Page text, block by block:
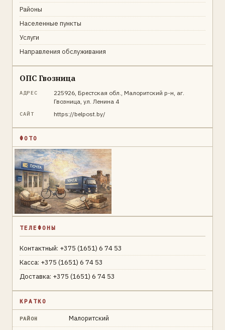
Районы
Населенные пункты
Услуги
Направления обслуживания
ОПС Гвозница
АДРЕС
225926, Брестская обл., Малоритский р-н, аг.
Гвозница, ул. Ленина 4
САЙТ https://belpost.by/
ФОТО
ТЕЛЕФОНЫ
Контактный: +375 (1651) 6 74 53
Касса: +375 (1651) 6 74 53
Доставка: +375 (1651) 6 74 53
КРАТКО
РАЙОН Малоритский